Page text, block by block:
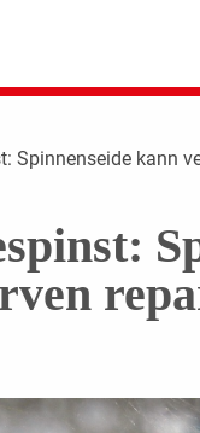
Spinnenseide kann